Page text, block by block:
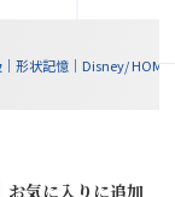
形状記憶｜Disney/
お気に入りに追加